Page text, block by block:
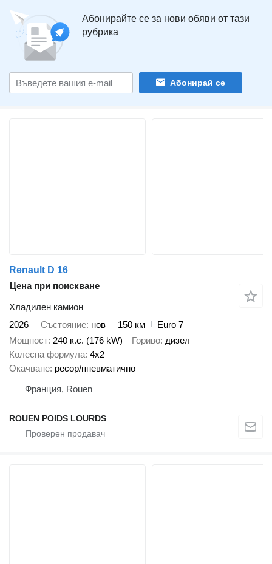
Абонирайте се за нови обяви от тази
рубрика
Абонирай се
Renault D 16
Цена при поискване
Хладилен камион
2026
Състояние нов 150 км
Euro 7
Мощност 240 к.с. (176 kW) Гориво дизел
Колесна формула 4x2
Окачване ресор/пневматично
Франция, Rouen
ROUEN POIDS LOURDS